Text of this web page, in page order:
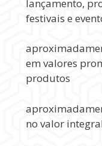
lançamento,
festivais e
em valores
produtos
no valor